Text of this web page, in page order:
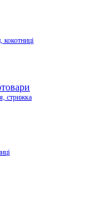
кокотниці
стрижка